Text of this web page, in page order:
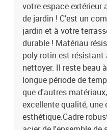
imperméable.Canapé
résine tressée, acier enduit de
72 x 66 cm (l x P x H)Largeur
70 cmCapacité de charge
:Couleur : anthraciteMatériau
poudre, textilèneDimensions :
siège : 70 cmProfondeur du
maximale : 110 kgTable
tressée, acier enduit de
H)Capacité de charge
anthraciteMatériau : résine
textilèneDimensions : 70 x 70
votre espace extérieur
de jardin ! C'est un
jardin et à votre
durable ! Matériau
poly rotin est résistant
nettoyer. Il reste beau
longue période de
que d'autres
excellente qualité,
esthétique.Cadre